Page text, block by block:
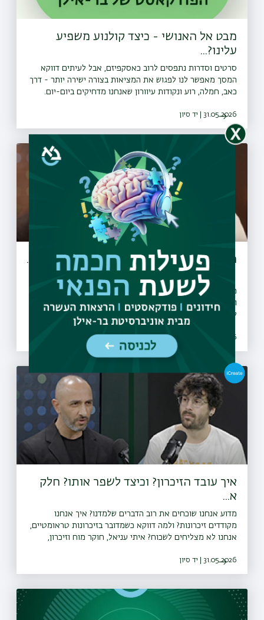
מבט אל האנושי - כיצד קולנוע משפיע
עלינו?...
סרטים וסדרות נתפסים לרוב כאסקפיזם, אבל לעיתים דווקא
המסך מאפשר לנו לפגוש את המציאות בצורה ישירה יותר - דרך
כאב, חמלה, רוע ונקודות עיוורון שאנחנו מדחיקים ביום-יום.
לפרשנות ותרבות משוחח עם ד"ר אורית דודאי, מרצה ומטפלת
באמנות, חוקרת קולנוע פיוטי המלמדת בתוכנית לתואר שני
בטיפול באמנות חזותית במכללת סמינר הקיבוצים ובאוניברסיטת
בר-אילן. הפרק עוסק באופן שבו קולנוע וטלוויזיה (וספציפית
קולנוע פיוטי) פועלים עלינו נפשית ופילוסופית ומפגישים אותנו
עם מה שקשה לנו לראות בעצמנו. <a
href="⁠⁠https://bit.ly/whatsapp_channel_bardaat⁠"
31.05.2026 | יד סיון
המוח הלומד 01 - איך עובד הזיכרון? וכיצד ...
מדוע אנחנו שוכחים את רוב מה שלמדנו? איך אנחנו מקודדים
ושומרים זיכרונות? איך לזכור שמות מצוין? ומהם היתרונות של
למידה אסוציאטיבית אל מול למידה ע״י שינון? איתי עניאל,
דוקטורנט במסלול חינוך וחקר המוח מסביר - איך פועל הזיכרון.
<a href="https://bit.ly/whatsapp_channel_bardaat"
אחרינו גם בוואטצאפ</a>
31.05.2026 | יד סיון
איך עובד הזיכרון? וכיצד לשפר אותו? חלק
א...
מדוע אנחנו שוכחים את רוב הדברים שלמדנו? איך אנחנו
מקודדים זיכרונות? ולמה דווקא כשמדובר בזיכרונות טראומטיים,
אנחנו לא מצליחים לשכוח? איתי עניאל, חוקר מוח וזיכרון,
href="⁠⁠⁠https://bit.ly/whatsapp_channel_bardaat⁠"
אחרינו גם בוואטצאפ⁠</a>
31.05.2026 | יד סיון